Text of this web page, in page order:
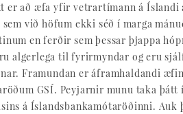
að æfa yfir vetrartímann á Íslandi
við höfum ekki séð í marga
en ferðir sem þessar þjappa
algerlega til fyrirmyndar og eru
Framundan er áframhaldandi
GSÍ. Peyjarnir munu taka þátt
á Íslandsbankamótaröðinni. Auk